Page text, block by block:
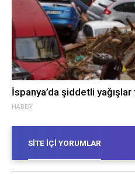
HABER
İspanya’da şiddetli
SITE İÇI YORUMLAR